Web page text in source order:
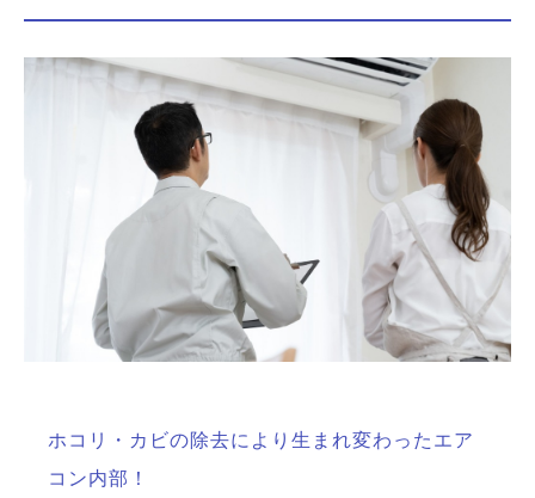
ホコリ・カビの除去により生まれ変わったエア
コン内部！